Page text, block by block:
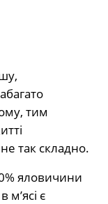
тим
так складно.
яловичини
є